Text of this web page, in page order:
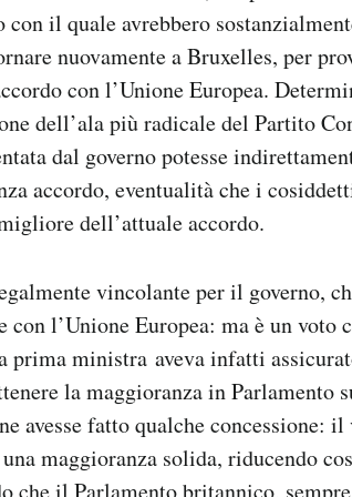
il quale avrebbero
nuovamente a Bruxelles, per
con l’Unione Europea.
dell’ala più radicale del Partito
dal governo potesse
accordo, eventualità che i
dell’attuale accordo.
vincolante per il governo,
l’Unione Europea: ma è un voto
prima ministra aveva infatti
la maggioranza in Parlamento
avesse fatto qualche concessione:
maggioranza solida, riducendo
che il Parlamento britannico,